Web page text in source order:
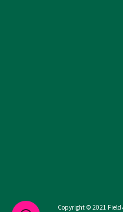
Copyright © 2021 Field